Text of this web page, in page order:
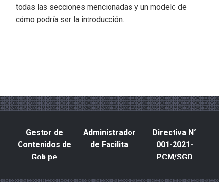
todas las secciones mencionadas y un modelo de
cómo podría ser la introducción.
Gestor de
Contenidos de
Gob.pe
Administrador
de Facilita
Directiva N°
001-2021-
PCM/SGD